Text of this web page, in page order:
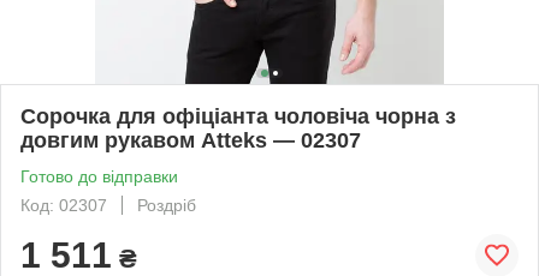
Сорочка для офіціанта чоловіча чорна з
довгим рукавом Atteks — 02307
Готово до відправки
Код: 02307
Роздріб
1 511 ₴